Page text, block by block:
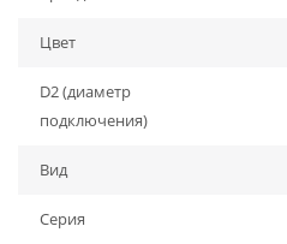
Цвет
D2 (диаметр
подключения)
Вид
Серия